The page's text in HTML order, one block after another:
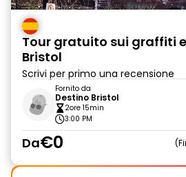
Tour gratuito sui graffiti
Bristol
Scrivi per primo una recensione
Fornito da
Destino Bristol
2ore 15min
3:00 PM
Da€0